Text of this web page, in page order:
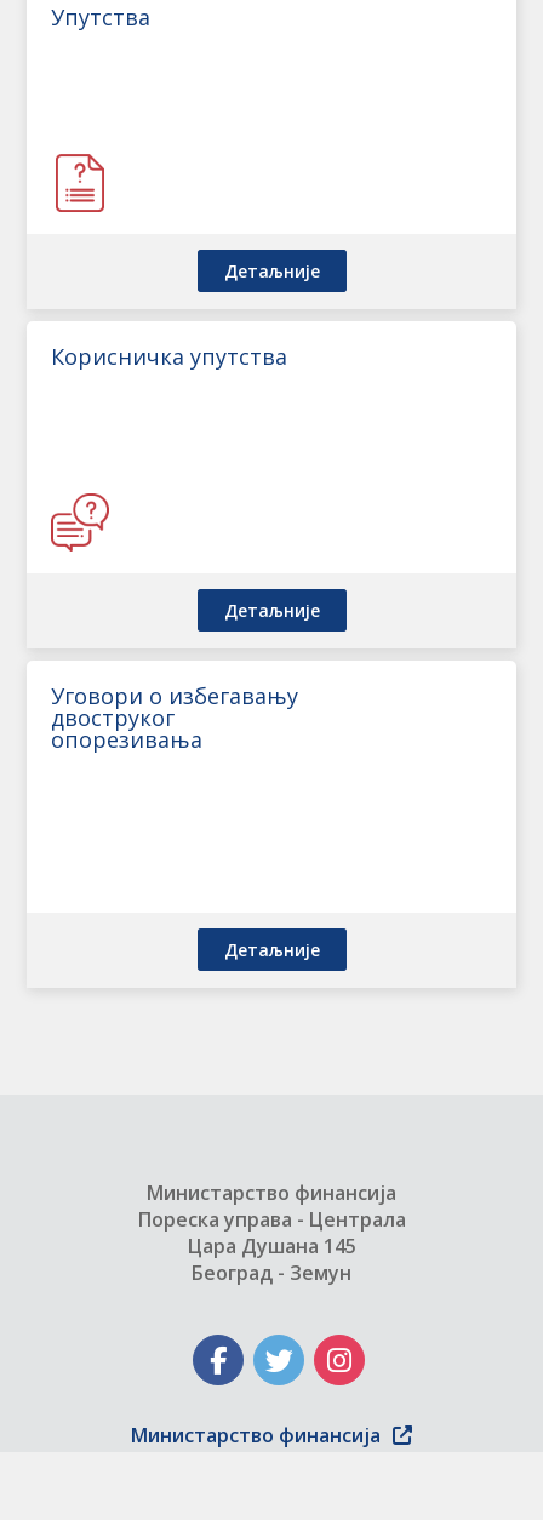
Упутства
Детаљније
Корисничка упутства
Детаљније
Уговори о избегавању
двоструког
опорезивања
Детаљније
Министарство финансија
Пореска управа - Централа
Цара Душана 145
Београд - Земун
Министарство финансија